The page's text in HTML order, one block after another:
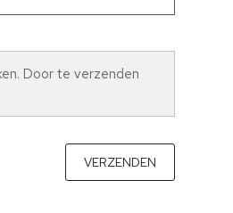
Door te verzenden